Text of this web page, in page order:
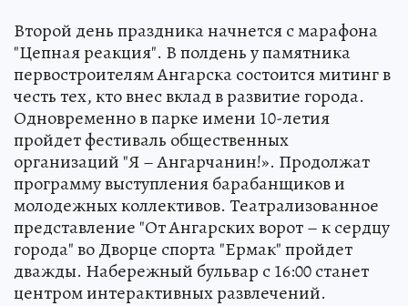
Второй день праздника начнется с марафона
"Цепная реакция". В полдень у памятника
первостроителям Ангарска состоится митинг в
честь тех, кто внес вклад в развитие города.
Одновременно в парке имени 10-летия
пройдет фестиваль общественных
организаций "Я – Ангарчанин!». Продолжат
программу выступления барабанщиков и
молодежных коллективов. Театрализованное
представление "От Ангарских ворот – к сердцу
города" во Дворце спорта "Ермак" пройдет
дважды. Набережный бульвар с 16:00 станет
центром интерактивных развлечений.